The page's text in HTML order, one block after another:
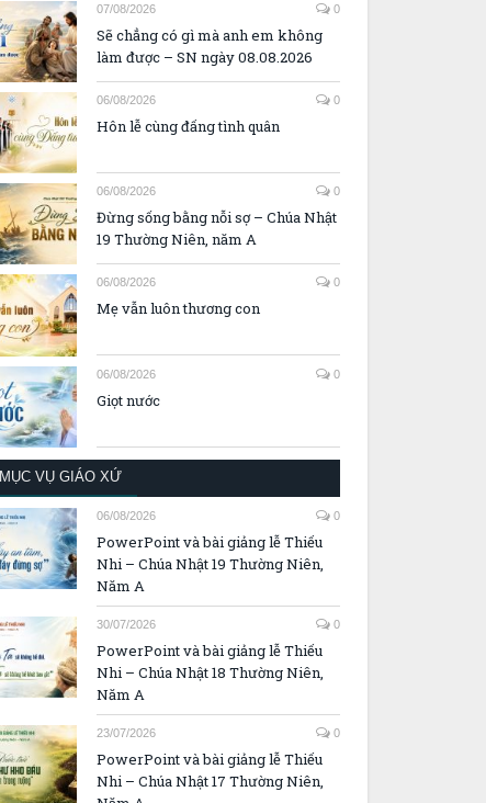
07/08/2026 0
Sẽ chẳng có gì mà anh em không
làm được – SN ngày 08.08.2026
06/08/2026 0
Hôn lễ cùng đấng tình quân
06/08/2026 0
Đừng sống bằng nỗi sợ – Chúa Nhật
19 Thường Niên, năm A
06/08/2026 0
Mẹ vẫn luôn thương con
06/08/2026 0
Giọt nước
MỤC VỤ GIÁO XỨ
06/08/2026 0
PowerPoint và bài giảng lễ Thiếu
Nhi – Chúa Nhật 19 Thường Niên,
Năm A
30/07/2026 0
PowerPoint và bài giảng lễ Thiếu
Nhi – Chúa Nhật 18 Thường Niên,
Năm A
23/07/2026 0
PowerPoint và bài giảng lễ Thiếu
Nhi – Chúa Nhật 17 Thường Niên,